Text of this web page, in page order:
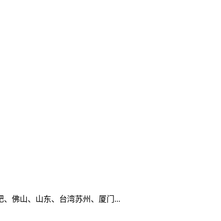
佛山、山东、台湾苏州、厦门...